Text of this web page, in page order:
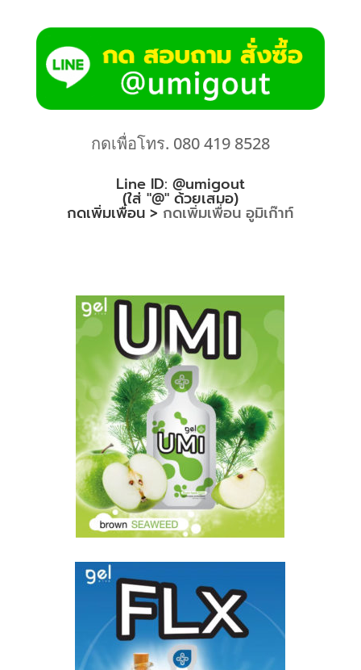
กดเพื่อโทร. 080 419 8528
Line ID: @umigout
(ใส่ "@" ด้วยเสมอ)
กดเพิ่มเพื่อน >กดเพิ่มเพื่อน อูมิเก๊าท์